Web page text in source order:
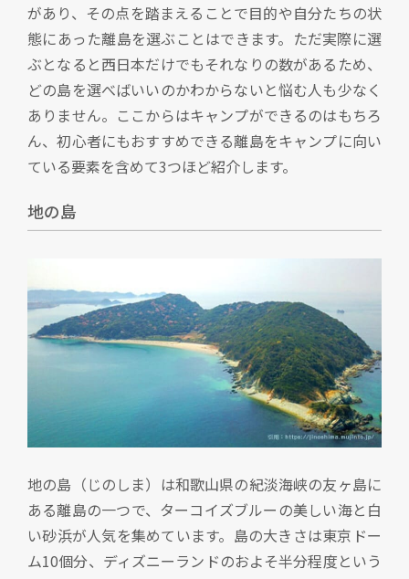
があり、その点を踏まえることで目的や自分たちの状
態にあった離島を選ぶことはできます。ただ実際に選
ぶとなると西日本だけでもそれなりの数があるため、
どの島を選べばいいのかわからないと悩む人も少なく
ありません。ここからはキャンプができるのはもちろ
ん、初心者にもおすすめできる離島をキャンプに向い
ている要素を含めて3つほど紹介します。
地の島
地の島（じのしま）は和歌山県の紀淡海峡の友ヶ島に
ある離島の一つで、ターコイズブルーの美しい海と白
い砂浜が人気を集めています。島の大きさは東京ドー
ム10個分、ディズニーランドのおよそ半分程度という